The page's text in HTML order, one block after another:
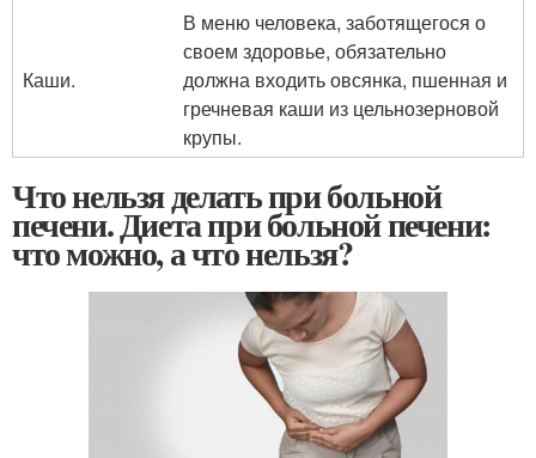
Каши.
В меню человека, заботящегося о
своем здоровье, обязательно
должна входить овсянка, пшенная и
гречневая каши из цельнозерновой
крупы.
Что нельзя делать при больной
печени. Диета при больной печени:
что можно, а что нельзя?